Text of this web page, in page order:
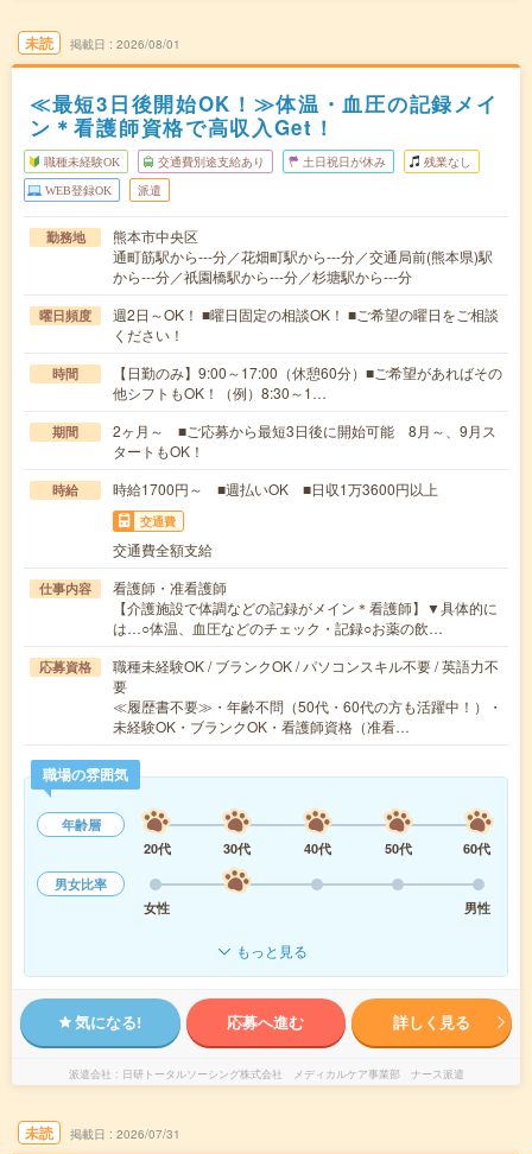
未読 掲載日 2026/08/01
≪最短3日後開始OK！≫体温・血圧の記録メイ
ン＊看護師資格で高収入Get！
職種未経験OK 交通費別途支給あり 土日祝日が休み 残業なし
WEB登録OK 派遣
勤務地
熊本市中央区
通町筋駅から---分／花畑町駅から---分／交通局前(熊本県)駅
から---分／祇園橋駅から---分／杉塘駅から---分
曜日頻度
週2日～OK！ ■曜日固定の相談OK！ ■ご希望の曜日をご相談
ください！
時間
【日勤のみ】9:00～17:00（休憩60分）■ご希望があればその
他シフトもOK！（例）8:30～1…
期間
2ヶ月～ ■ご応募から最短3日後に開始可能 8月～、9月ス
タートもOK！
時給 時給1700円～ ■週払いOK ■日収1万3600円以上
交通費
交通費全額支給
仕事内容
看護師・准看護師
【介護施設で体調などの記録がメイン＊看護師】▼具体的に
は…○体温、血圧などのチェック・記録○お薬の飲…
応募資格
職種未経験OK / ブランクOK / パソコンスキル不要 / 英語力不
要
≪履歴書不要≫・年齢不問（50代・60代の方も活躍中！）・
未経験OK・ブランクOK・看護師資格（准看…
職場の雰囲気
年齢層
20代
30代 40代 50代
60代
男女比率
女性
男性
もっと見る
気になる! 応募へ進む 詳しく見る
派遣会社 日研トータルソーシング株式会社 メディカルケア事業部 ナース派遣
未読 掲載日 2026/07/31